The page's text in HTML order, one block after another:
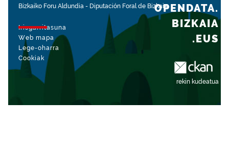
Bizkaiko Foru Aldundia - Diputación Foral de Bizkaia
Irisgarritasuna
Web mapa
Lege-oharra
Cookiak
rekin kudeatua
OPENDATA.
BIZKAIA
.EUS